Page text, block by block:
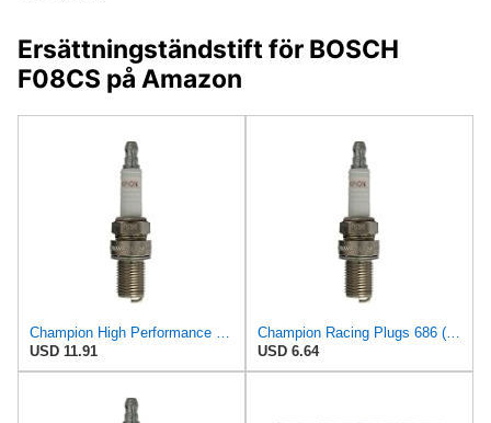
Ersättningständstift för BOSCH
F08CS på Amazon
Champion High Performance 693 Spark Plug (Carton of 1) - C55
USD 11.91
Champion Racing Plugs 686 (C57) Pack of 1 (UPC 037551005666)
USD 6.64